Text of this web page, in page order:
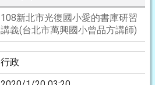
108新北市光復國小愛的書庫研習
講義(台北市萬興國小曾品方講師)
行政